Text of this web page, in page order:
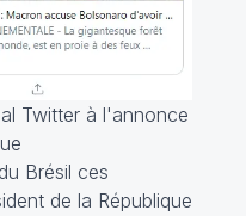
Twitter à l'annonce
Brésil ces
de la République